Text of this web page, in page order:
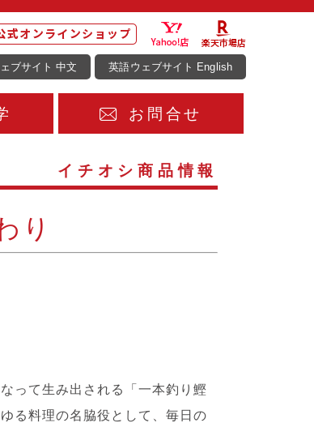
ブサイト 中文 英語ウェブサイト English
お問合せ
イチオシ商品情報
り
って生み出される「一本釣り鰹
る料理の名脇役として、毎日の